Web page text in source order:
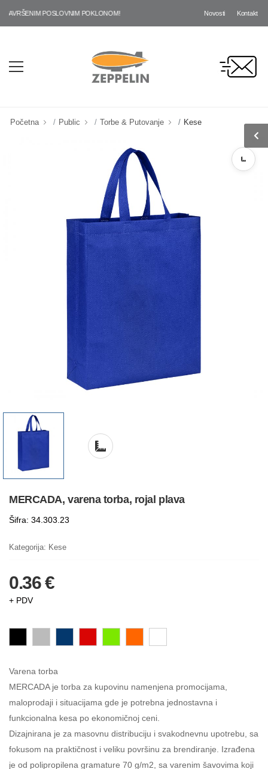
POSLOVNIM POKLONOM! Novosti Kontakt
Početna Public Torbe & Putovanje Kese
MERCADA, varena torba, rojal plava
Šifra: 34.303.23
Kategorija: Kese
0.36 €
+ PDV
Varena torba
MERCADA je torba za kupovinu namenjena promocijama,
maloprodaji i situacijama gde je potrebna jednostavna i
funkcionalna kesa po ekonomičnoj ceni.
Dizajnirana je za masovnu distribuciju i svakodnevnu upotrebu, sa
fokusom na praktičnost i veliku površinu za brendiranje. Izrađena
je od polipropilena gramature 70 g/m2, sa varenim šavovima koji